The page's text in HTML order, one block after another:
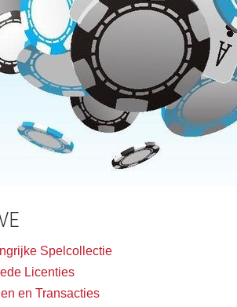
Spelcollectie
Licenties
en Transacties